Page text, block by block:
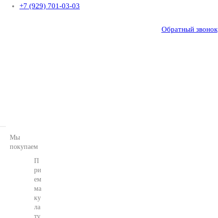
+7 (929) 701-03-03
Обратный звонок
Мы
покупаем
П
ри
ем
ма
ку
ла
ту